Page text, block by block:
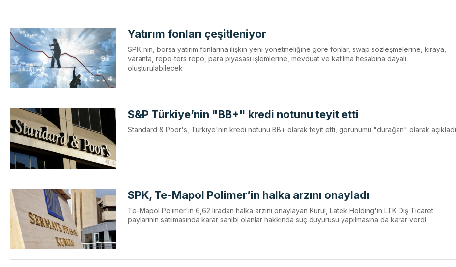
Yatırım fonları çeşitleniyor
SPK'nın, borsa yatırım fonlarına ilişkin yeni yönetmeliğine göre fonlar, swap sözleşmelerine, kiraya,
varanta, repo-ters repo, para piyasası işlemlerine, mevduat ve katılma hesabına dayalı
oluşturulabilecek
S&P Türkiye’nin "BB+" kredi notunu teyit etti
Standard & Poor's, Türkiye'nin kredi notunu BB+ olarak teyit etti, görünümü "durağan" olarak açıkladı
SPK, Te-Mapol Polimer’in halka arzını onayladı
Te-Mapol Polimer'in 6,62 liradan halka arzını onaylayan Kurul, Latek Holding'in LTK Dış Ticaret
paylarının satılmasında karar sahibi olanlar hakkında suç duyurusu yapılmasına da karar verdi